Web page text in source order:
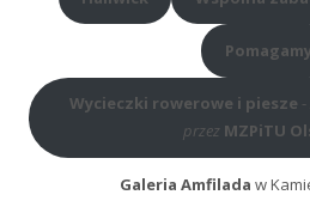
Wycieczki rowerowe i piesze -
przez MZPiTU
Galeria Amfilada w